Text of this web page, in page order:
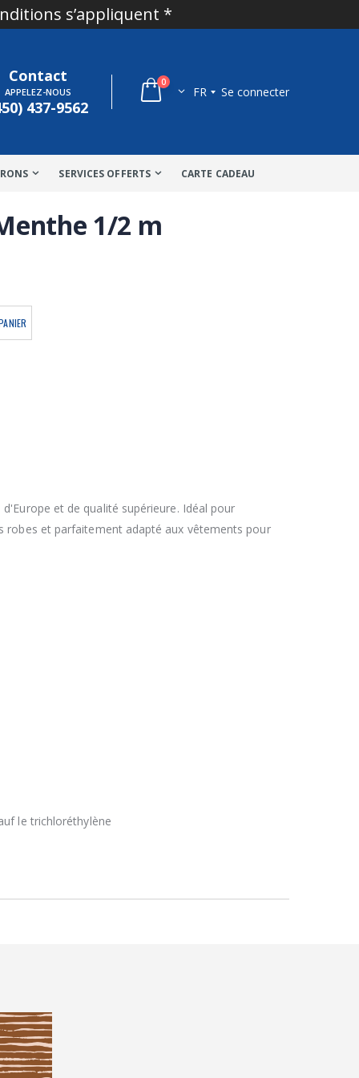
s’appliquent *
Contact
APPELEZ-NOUS
437-9562
0
FR Se connecter
SERVICES OFFERTS CARTE CADEAU
1/2 m
et de qualité supérieure. Idéal pour
robes et parfaitement adapté aux vêtements pour
le trichloréthylène